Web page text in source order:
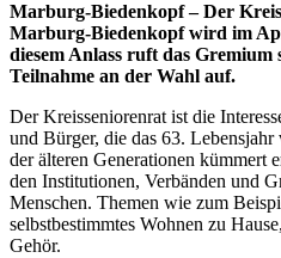
Marburg-Biedenkopf – Der
Marburg-Biedenkopf wird im
diesem Anlass ruft das
Teilnahme an der Wahl auf.
Der Kreisseniorenrat ist die
und Bürger, die das 63.
der älteren Generationen kümmert
den Institutionen, Verbänden und
Menschen. Themen wie zum
selbstbestimmtes Wohnen zu
Gehör.